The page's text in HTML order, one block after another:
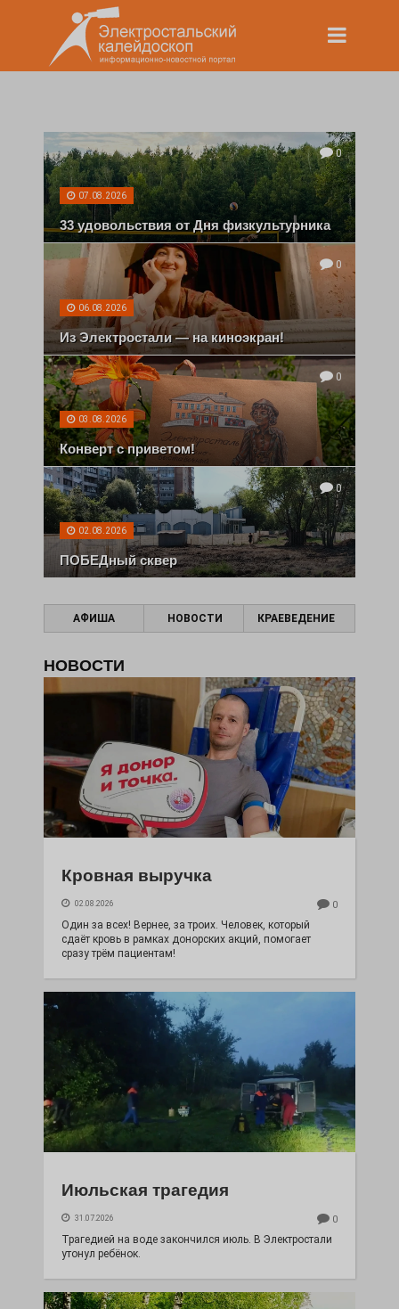
0
07.08.2026
33 удовольствия от Дня физкультурника
0
06.08.2026
Из Электростали — на киноэкран!
0
03.08.2026
Конверт с приветом!
0
02.08.2026
ПОБЕДный сквер
АФИША НОВОСТИ КРАЕВЕДЕНИЕ
НОВОСТИ
Кровная выручка
02.08.2026 0
Один за всех! Вернее, за троих. Человек, который
сдаёт кровь в рамках донорских акций, помогает
сразу трём пациентам!
Июльская трагедия
31.07.2026 0
Трагедией на воде закончился июль. В Электростали
утонул ребёнок.